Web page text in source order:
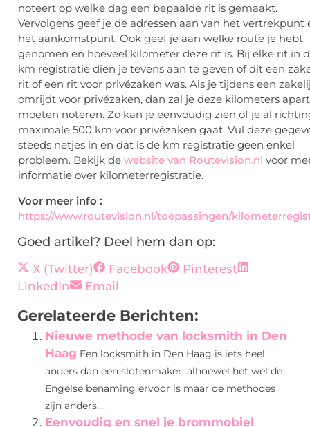
noteert op welke dag een bepaalde rit is gemaakt.
Vervolgens geef je de adressen aan van het vertrekpunt
het aankomstpunt. Ook geef je aan welke route je hebt
genomen en hoeveel kilometer deze rit is. Bij elke rit in
km registratie dien je tevens aan te geven of dit een
rit of een rit voor privézaken was. Als je tijdens een
omrijdt voor privézaken, dan zal je deze kilometers apart
moeten noteren. Zo kan je eenvoudig zien of je al
maximale 500 km voor privézaken gaat. Vul deze
steeds netjes in en dat is de km registratie geen enkel
probleem. Bekijk de website van Routevision.nl voor
informatie over kilometerregistratie.
Voor meer info :
https://www.routevision.nl/toepassingen/
Goed artikel? Deel hem dan op:
X (Twitter) Facebook
Pinterest
LinkedIn
Email
Gerelateerde Berichten:
Nieuwe methode van locksmith in Den
Haag Een locksmith in Den Haag is iets heel
anders dan een slotenmaker, alhoewel het wel de
Engelse benaming ervoor is maar de methodes
zijn anders....
Eenvoudig en snel je brommobiel